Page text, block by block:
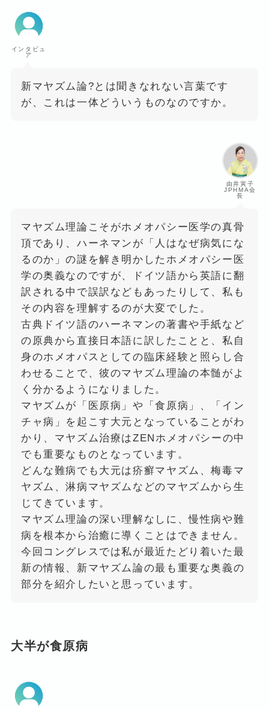
インタビュ
ア
新マヤズム論?とは聞きなれない言葉です
が、これは一体どういうものなのですか。
由井寅子
JPHMA会
長
マヤズム理論こそがホメオパシー医学の真骨
頂であり、ハーネマンが「人はなぜ病気にな
るのか」の謎を解き明かしたホメオパシー医
学の奥義なのですが、ドイツ語から英語に翻
訳される中で誤訳などもあったりして、私も
その内容を理解するのが大変でした。
古典ドイツ語のハーネマンの著書や手紙など
の原典から直接日本語に訳したことと、私自
身のホメオパスとしての臨床経験と照らし合
わせることで、彼のマヤズム理論の本髄がよ
く分かるようになりました。
マヤズムが「医原病」や「食原病」、「イン
チャ病」を起こす大元となっていることがわ
かり、マヤズム治療はZENホメオパシーの中
でも重要なものとなっています。
どんな難病でも大元は疥癬マヤズム、梅毒マ
ヤズム、淋病マヤズムなどのマヤズムから生
じてきています。
マヤズム理論の深い理解なしに、慢性病や難
病を根本から治癒に導くことはできません。
今回コングレスでは私が最近たどり着いた最
新の情報、新マヤズム論の最も重要な奥義の
部分を紹介したいと思っています。
大半が食原病